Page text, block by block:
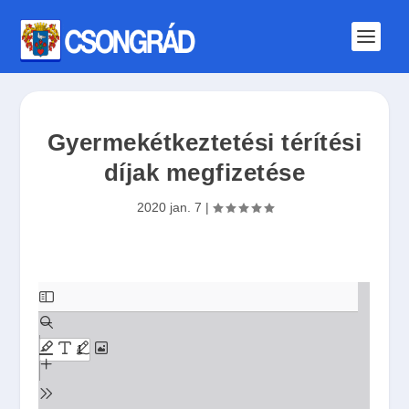
Gyermekétkeztetési térítési
díjak megfizetése
2020 jan. 7 |
S
k
i
p
o